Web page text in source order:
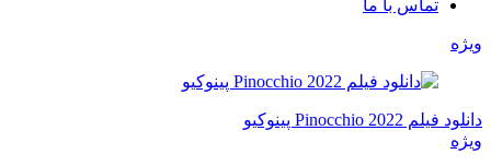
تماس با ما
ویژه
دانلود فیلم Pinocchio 2022 پینوکیو
ویژه